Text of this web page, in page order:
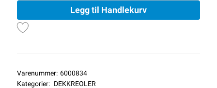
Legg til Handlekurv
Varenummer: 6000834
Kategorier: DEKKREOLER